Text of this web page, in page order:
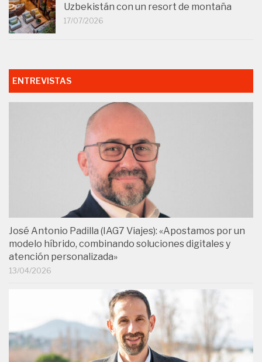
Uzbekistán con un resort de montaña
17/07/2026
ENTREVISTAS
José Antonio Padilla (IAG7 Viajes): «Apostamos por un
modelo híbrido, combinando soluciones digitales y
atención personalizada»
13/04/2026